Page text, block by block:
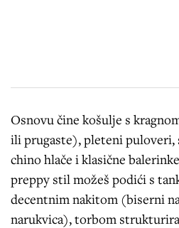
Osnovu čine košulje s
ili prugaste), pleteni puloveri,
chino hlače i klasične
preppy stil možeš podići s
decentnim nakitom (biserni
narukvica), torbom